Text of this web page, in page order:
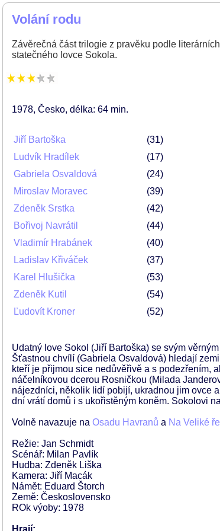
Volání rodu
Závěrečná část trilogie z pravěku podle
statečného lovce Sokola.
1978 Česko délka: 64 min
Jiří Bartoška 31
Ludvík Hradílek
17
Gabriela Osvaldová
24
Miroslav Moravec
39
Zdeněk Srstka
42
Bořivoj Navrátil
44
Vladimír Hrabánek
40
Ladislav Křiváček
37
Karel Hlušička
53
Zdeněk Kutil
54
Ľudovít Kroner
52
Udatný love Sokol (Jiří Bartoška) se svým
Šťastnou chvílí (Gabriela Osvaldová) hledají
kteří je přijmou sice nedůvěřivě a s podezřením,
náčelníkovou dcerou Rosničkou (Milada
nájezdníci, několik lidí pobijí, ukradnou jim ovce
dní vrátí domů i s ukořistěným koněm. Sokolovi
Volně navazuje na Osadu Havranů a Na Veliké
Režie: Jan Schmidt
Scénář: Milan Pavlík
Hudba: Zdeněk Liška
Kamera: Jiří Macák
Námět: Eduard Štorch
Země: Československo
ROk výoby: 1978
Hrají: